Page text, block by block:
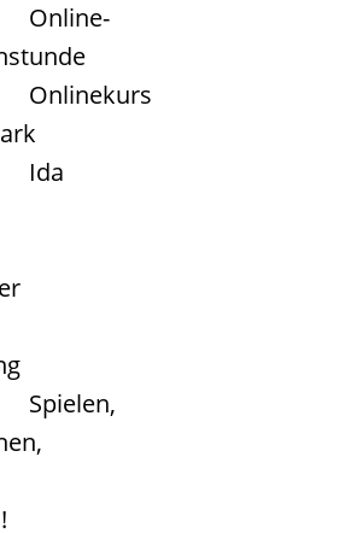
Online-
Onlinekurs
Ida
Spielen,